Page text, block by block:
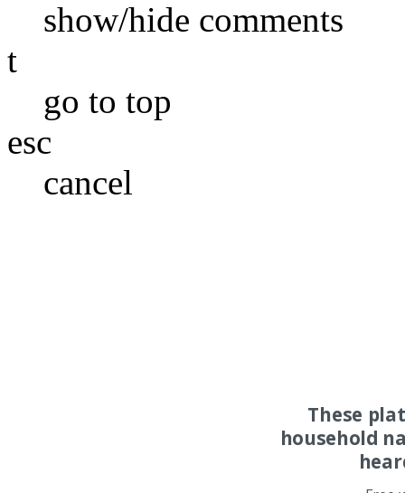
show/hide comments
t
go to top
esc
cancel
These
household